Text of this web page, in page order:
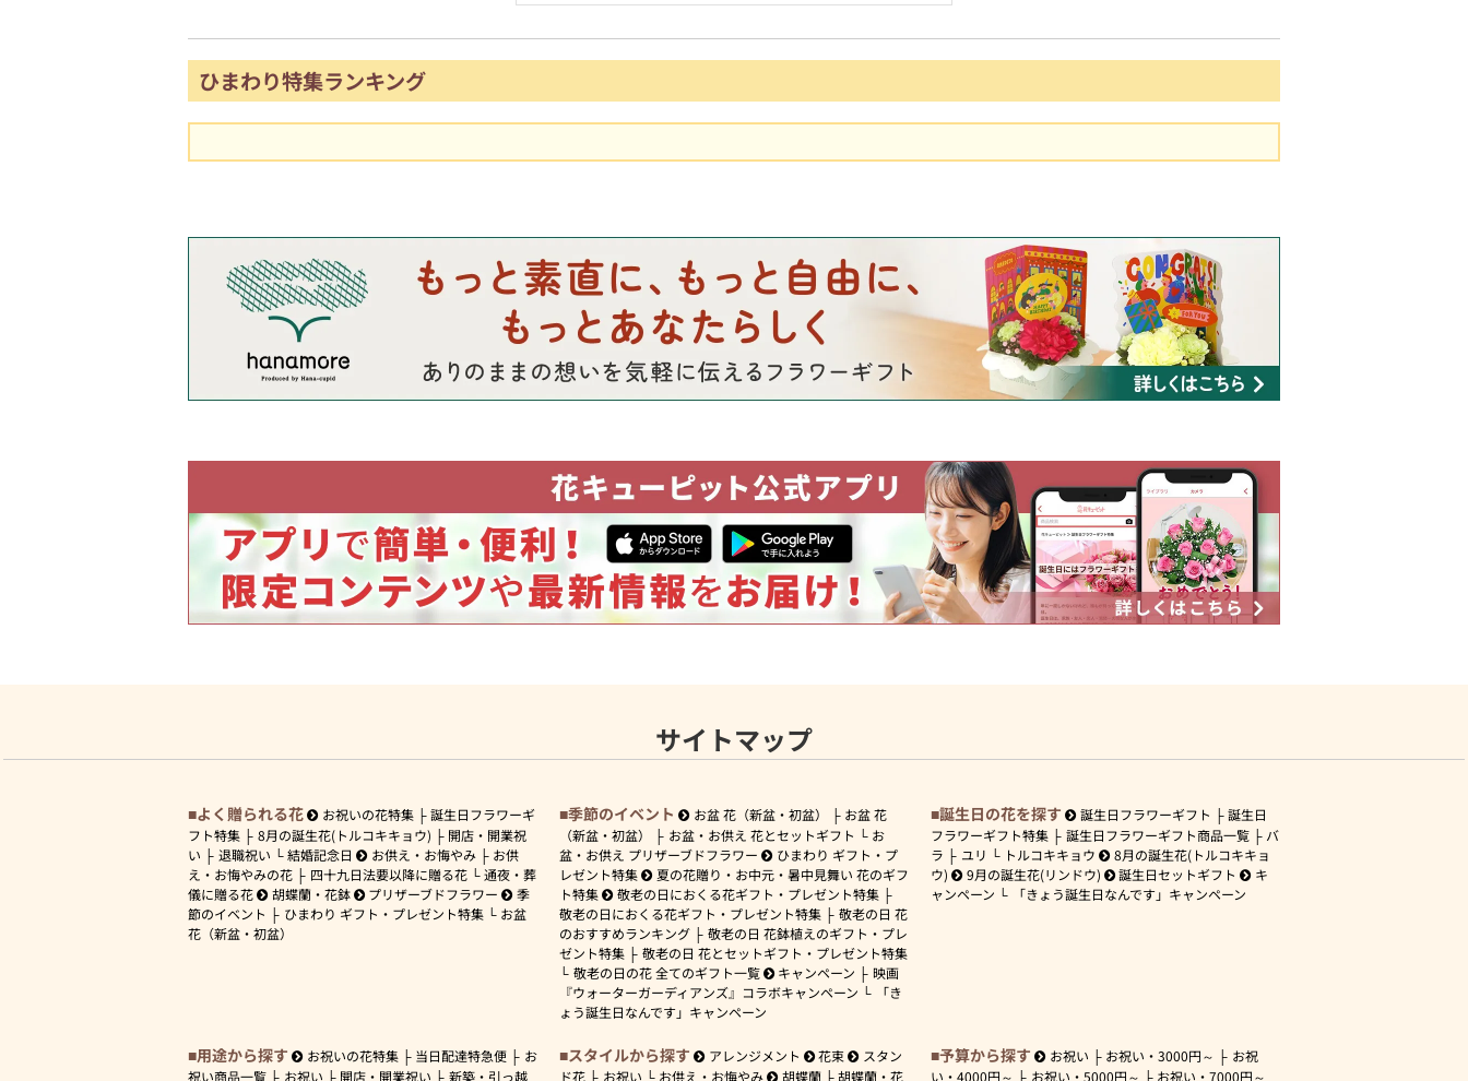
ひまわり特集ランキング
サイトマップ
よく贈られる花 お祝いの花特集
誕生日フラワーギ
フト特集
8月の誕生花(トルコキキョウ)
開店・開業祝
い
退職祝い 結婚記念日 お供え・お悔やみ
お供
え・お悔やみの花
四十九日法要以降に贈る花
通夜・葬
儀に贈る花
胡蝶蘭・花鉢 プリザーブドフラワー
季
節のイベント
ひまわり ギフト・プレゼント特集
お盆
花（新盆・初盆）
季節のイベント お盆 花（新盆・初盆）
お盆 花
（新盆・初盆）
お盆・お供え 花とセットギフト
お
盆・お供え プリザーブドフラワー
ひまわり ギフト・プ
レゼント特集
夏の花贈り・お中元・暑中見舞い 花のギフ
ト特集
敬老の日におくる花ギフト・プレゼント特集
敬老の日におくる花ギフト・プレゼント特集
敬老の日 花
のおすすめランキング
敬老の日 花鉢植えのギフト・プレ
ゼント特集
敬老の日 花とセットギフト・プレゼント特集
敬老の日の花 全てのギフト一覧
キャンペーン
映画
『ウォーターガーディアンズ』コラボキャンペーン
「き
ょう誕生日なんです」キャンペーン
誕生日の花を探す 誕生日フラワーギフト
誕生日
フラワーギフト特集
誕生日フラワーギフト商品一覧
バ
ラ
ユリ トルコキキョウ
8月の誕生花(トルコキキョ
ウ)
9月の誕生花(リンドウ) 誕生日セットギフト
キ
ャンペーン
「きょう誕生日なんです」キャンペーン
用途から探す お祝いの花特集 当日配達特急便
お
祝い商品一覧
お祝い 開店・開業祝い 新築・引っ越
スタイルから探す アレンジメント 花束
スタン
ド花
お祝い お供え・お悔やみ 胡蝶蘭 胡蝶蘭・花
予算から探す お祝い お祝い・3000円～
お祝
い・ 4000円～ お祝い・ 5000円～ お祝い・7000円～